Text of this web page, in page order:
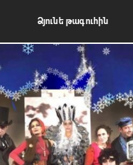
Ձյունե թագուհին